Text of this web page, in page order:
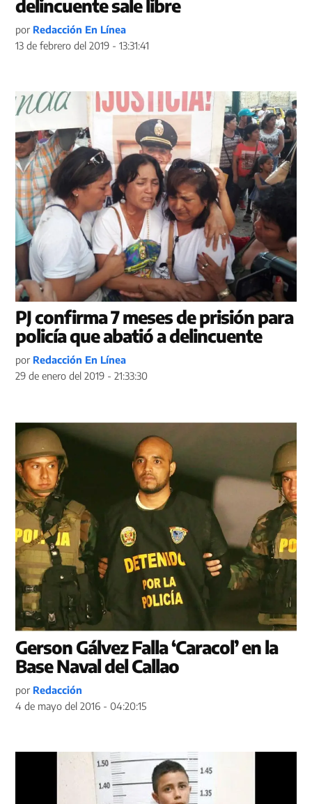
delincuente sale libre
por Redacción En Línea
13 de febrero del 2019 - 13:31:41
PJ confirma 7 meses de prisión para
policía que abatió a delincuente
por Redacción En Línea
29 de enero del 2019 - 21:33:30
Gerson Gálvez Falla ‘Caracol’ en la
Base Naval del Callao
por Redacción
4 de mayo del 2016 - 04:20:15